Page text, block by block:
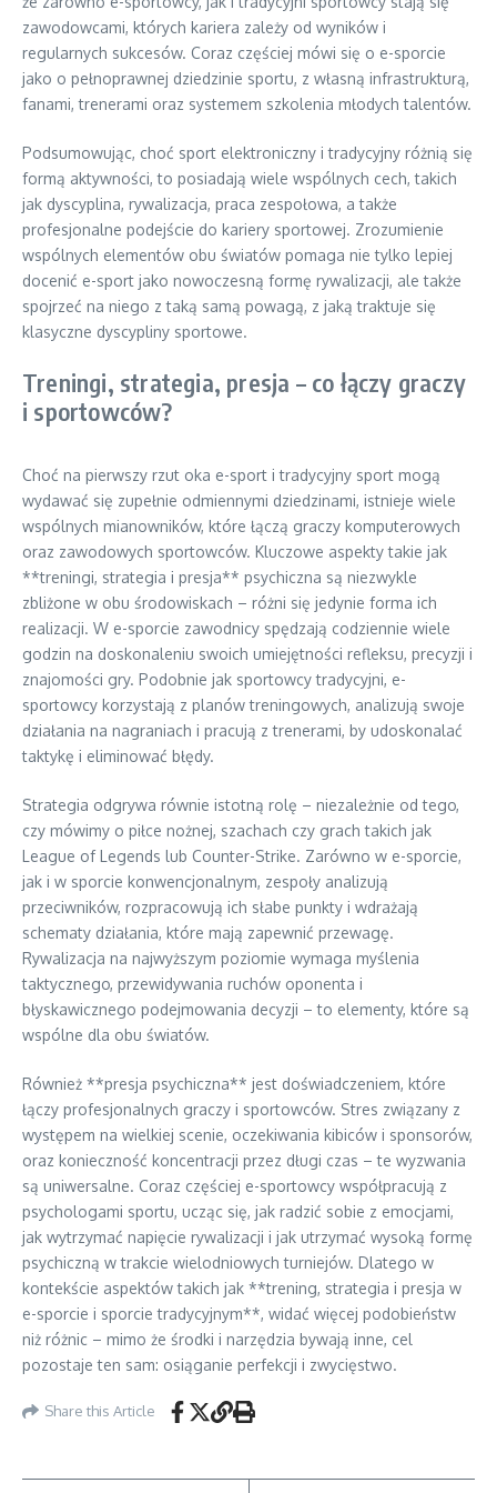
zawodowcami, których kariera zależy od wyników i
regularnych sukcesów. Coraz częściej mówi się o e-sporcie
jako o pełnoprawnej dziedzinie sportu, z własną infrastrukturą,
fanami, trenerami oraz systemem szkolenia młodych talentów.
Podsumowując, choć sport elektroniczny i tradycyjny różnią się
formą aktywności, to posiadają wiele wspólnych cech, takich
jak dyscyplina, rywalizacja, praca zespołowa, a także
profesjonalne podejście do kariery sportowej. Zrozumienie
wspólnych elementów obu światów pomaga nie tylko lepiej
docenić e-sport jako nowoczesną formę rywalizacji, ale także
spojrzeć na niego z taką samą powagą, z jaką traktuje się
klasyczne dyscypliny sportowe.
Treningi, strategia, presja – co łączy graczy
i sportowców?
Choć na pierwszy rzut oka e-sport i tradycyjny sport mogą
wydawać się zupełnie odmiennymi dziedzinami, istnieje wiele
wspólnych mianowników, które łączą graczy komputerowych
oraz zawodowych sportowców. Kluczowe aspekty takie jak
**treningi, strategia i presja** psychiczna są niezwykle
zbliżone w obu środowiskach – różni się jedynie forma ich
realizacji. W e-sporcie zawodnicy spędzają codziennie wiele
godzin na doskonaleniu swoich umiejętności refleksu, precyzji i
znajomości gry. Podobnie jak sportowcy tradycyjni, e-
sportowcy korzystają z planów treningowych, analizują swoje
działania na nagraniach i pracują z trenerami, by udoskonalać
taktykę i eliminować błędy.
Strategia odgrywa równie istotną rolę – niezależnie od tego,
czy mówimy o piłce nożnej, szachach czy grach takich jak
League of Legends lub Counter-Strike. Zarówno w e-sporcie,
jak i w sporcie konwencjonalnym, zespoły analizują
przeciwników, rozpracowują ich słabe punkty i wdrażają
schematy działania, które mają zapewnić przewagę.
Rywalizacja na najwyższym poziomie wymaga myślenia
taktycznego, przewidywania ruchów oponenta i
błyskawicznego podejmowania decyzji – to elementy, które są
wspólne dla obu światów.
Również **presja psychiczna** jest doświadczeniem, które
łączy profesjonalnych graczy i sportowców. Stres związany z
występem na wielkiej scenie, oczekiwania kibiców i sponsorów,
oraz konieczność koncentracji przez długi czas – te wyzwania
są uniwersalne. Coraz częściej e-sportowcy współpracują z
psychologami sportu, ucząc się, jak radzić sobie z emocjami,
jak wytrzymać napięcie rywalizacji i jak utrzymać wysoką formę
psychiczną w trakcie wielodniowych turniejów. Dlatego w
kontekście aspektów takich jak **trening, strategia i presja w
e-sporcie i sporcie tradycyjnym**, widać więcej podobieństw
niż różnic – mimo że środki i narzędzia bywają inne, cel
pozostaje ten sam: osiąganie perfekcji i zwycięstwo.
Share this Article